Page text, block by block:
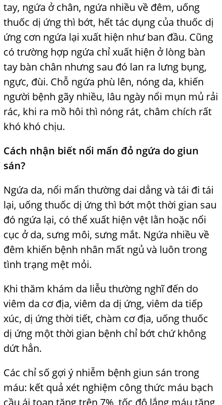
tay, ngứa ở chân, ngứa nhiều về đêm, uống
thuốc dị ứng thì bớt, hết tác dụng của thuốc dị
ứng cơn ngứa lại xuất hiện như ban đầu. Cũng
có trường hợp ngứa chỉ xuất hiện ở lòng bàn
tay bàn chân nhưng sau đó lan ra lưng bụng,
ngực, đùi. Chỗ ngứa phù lên, nóng da, khiến
người bệnh gãy nhiều, lâu ngày nổi mụn mủ rải
rác, khi ra mồ hôi thì nóng rát, châm chích rất
khó khó chịu.
Cách nhận biết nổi mẩn đỏ ngứa do giun
sán?
Ngứa da, nổi mẩn thường dai dẳng và tái đi tái
lại, uống thuốc dị ứng thì bớt một thời gian sau
đó ngứa lại, có thể xuất hiện vệt lằn hoặc nổi
cục ở da, sưng môi, sưng mắt. Ngứa nhiều về
đêm khiến bệnh nhân mất ngủ và luôn trong
tình trạng mệt mỏi.
Khi thăm khám da liễu thường nghĩ đến do
viêm da cơ địa, viêm da dị ứng, viêm da tiếp
xúc, dị ứng thời tiết, chàm cơ địa, uống thuốc
dị ứng một thời gian bệnh chỉ bớt chứ không
dứt, hẳn.
Các chỉ số gợi ý nhiễm bệnh giun sán trong
máu: kết quả xét nghiệm công thức máu bạch